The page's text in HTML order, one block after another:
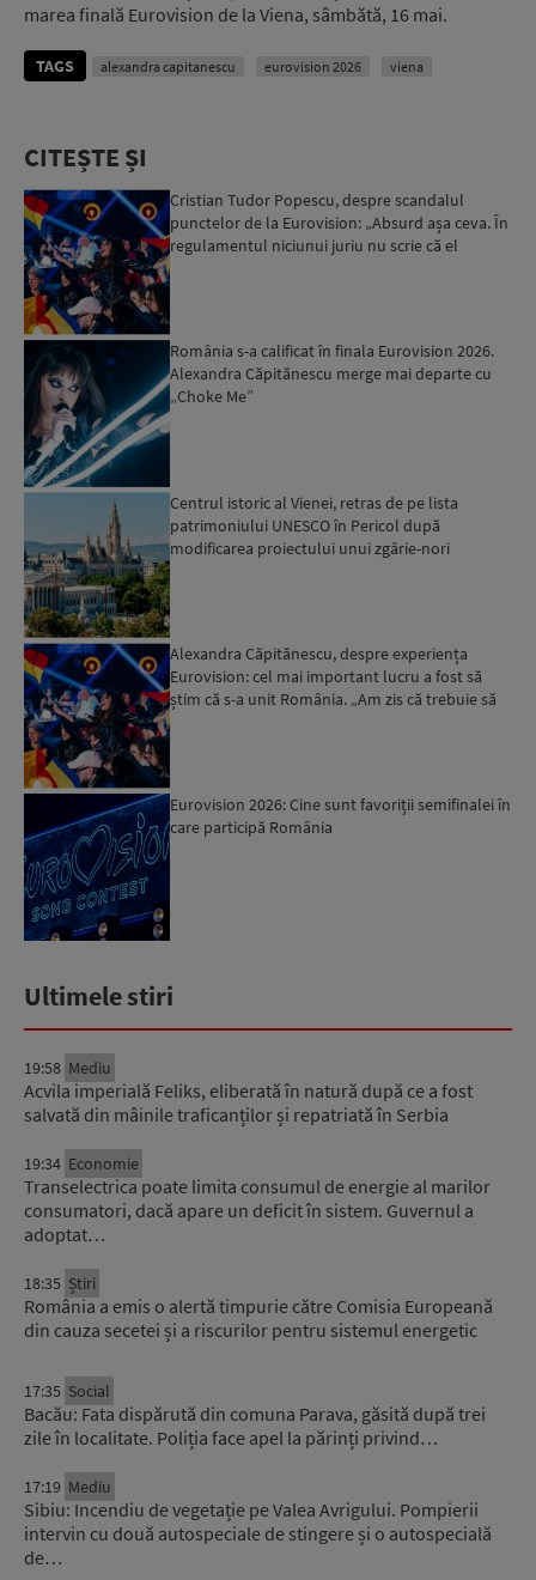
marea finală Eurovision de la Viena, sâmbătă, 16 mai.
TAGS alexandra capitanescu eurovision 2026 viena
CITEȘTE ȘI
Cristian Tudor Popescu, despre scandalul
punctelor de la Eurovision: „Absurd așa ceva. În
regulamentul niciunui juriu nu scrie că el
România s-a calificat în finala Eurovision 2026.
Alexandra Căpitănescu merge mai departe cu
„Choke Me”
Centrul istoric al Vienei, retras de pe lista
patrimoniului UNESCO în Pericol după
modificarea proiectului unui zgârie-nori
Alexandra Căpitănescu, despre experiența
Eurovision: cel mai important lucru a fost să
știm că s-a unit România. „Am zis că trebuie să
Eurovision 2026: Cine sunt favoriții semifinalei în
care participă România
Ultimele stiri
19:58 Mediu
Acvila imperială Feliks, eliberată în natură după ce a fost
salvată din mâinile traficanților și repatriată în Serbia
19:34 Economie
Transelectrica poate limita consumul de energie al marilor
consumatori, dacă apare un deficit în sistem. Guvernul a
adoptat…
18:35 Știri
România a emis o alertă timpurie către Comisia Europeană
din cauza secetei și a riscurilor pentru sistemul energetic
17:35 Social
Bacău: Fata dispărută din comuna Parava, găsită după trei
zile în localitate. Poliția face apel la părinți privind…
17:19 Mediu
Sibiu: Incendiu de vegetație pe Valea Avrigului. Pompierii
intervin cu două autospeciale de stingere și o autospecială
de…